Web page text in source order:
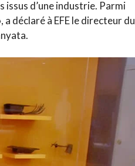
issus d’une industrie. Parmi
déclaré à EFE le directeur du